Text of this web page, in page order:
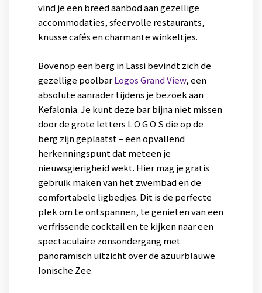
vind je een breed aanbod aan gezellige
accommodaties, sfeervolle restaurants,
knusse cafés en charmante winkeltjes.
Bovenop een berg in Lassi bevindt zich de
gezellige poolbarLogos Grand View, een
absolute aanrader tijdens je bezoek aan
Kefalonia. Je kunt deze bar bijna niet missen
door de grote letters L O G O S die op de
berg zijn geplaatst – een opvallend
herkenningspunt dat meteen je
nieuwsgierigheid wekt. Hier mag je gratis
gebruik maken van het zwembad en de
comfortabele ligbedjes. Dit is de perfecte
plek om te ontspannen, te genieten van een
verfrissende cocktail en te kijken naar een
spectaculaire zonsondergang met
panoramisch uitzicht over de azuurblauwe
Ionische Zee.